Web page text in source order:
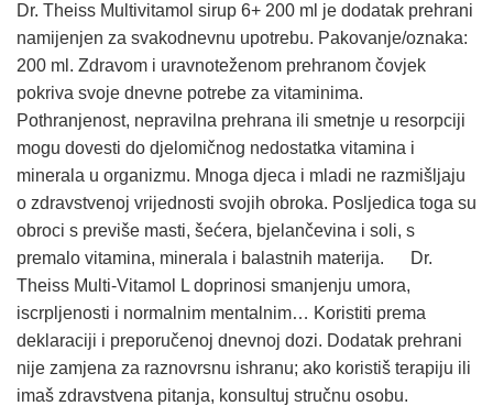
Dr. Theiss Multivitamol sirup 6+ 200 ml je dodatak prehrani
namijenjen za svakodnevnu upotrebu. Pakovanje/oznaka:
200 ml. Zdravom i uravnoteženom prehranom čovjek
pokriva svoje dnevne potrebe za vitaminima.
Pothranjenost, nepravilna prehrana ili smetnje u resorpciji
mogu dovesti do djelomičnog nedostatka vitamina i
minerala u organizmu. Mnoga djeca i mladi ne razmišljaju
o zdravstvenoj vrijednosti svojih obroka. Posljedica toga su
obroci s previše masti, šećera, bjelančevina i soli, s
premalo vitamina, minerala i balastnih materija. Dr.
Theiss Multi-Vitamol L doprinosi smanjenju umora,
iscrpljenosti i normalnim mentalnim… Koristiti prema
deklaraciji i preporučenoj dnevnoj dozi. Dodatak prehrani
nije zamjena za raznovrsnu ishranu; ako koristiš terapiju ili
imaš zdravstvena pitanja, konsultuj stručnu osobu.